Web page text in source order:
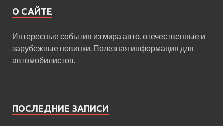
О САЙТЕ
Интересные события из мира авто, отечественные и
зарубежные новинки. Полезная информация для
автомобилистов.
ПОСЛЕДНИЕ ЗАПИСИ